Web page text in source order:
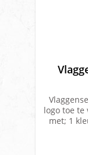
logo toe te
met; 1